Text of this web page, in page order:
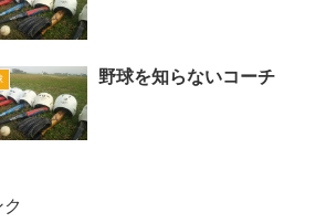
野球を知らないコーチ